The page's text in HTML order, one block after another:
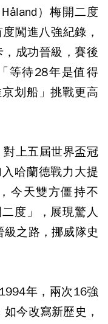
）梅開二度
闖進八強紀錄，
成功晉級，賽後
等待28年是值得
划船」挑戰更高
上五屆世界盃冠
哈蘭德戰力大提
今天雙方僵持不
度」，展現驚人
之路，挪威隊史
年，兩次16強
今改寫新歷史，